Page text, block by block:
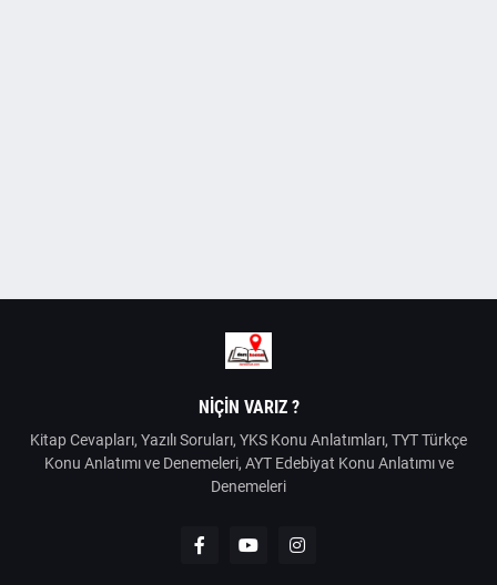
NIÇIN VARIZ ?
Kitap Cevapları, Yazılı Soruları, YKS Konu Anlatımları, TYT Türkçe
Konu Anlatımı ve Denemeleri, AYT Edebiyat Konu Anlatımı ve
Denemeleri